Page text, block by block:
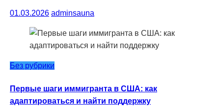
01.03.2026 adminsauna
Без рубрики
Первые шаги иммигранта в США: как
адаптироваться и найти поддержку